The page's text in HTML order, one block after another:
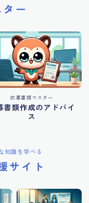
ー
応募書類マスター
書類作成のアドバイ
ス
知識を学べる
サイト